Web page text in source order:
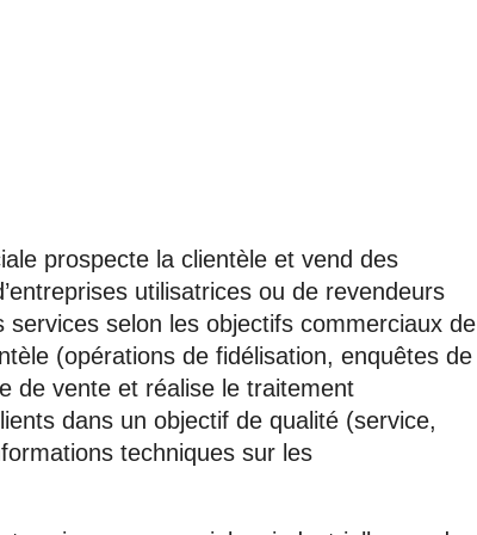
prospecte la clientèle et vend des
utilisatrices ou de revendeurs
selon les objectifs commerciaux de
(opérations de fidélisation, enquêtes de
de vente et réalise le traitement
dans un objectif de qualité (service,
techniques sur les